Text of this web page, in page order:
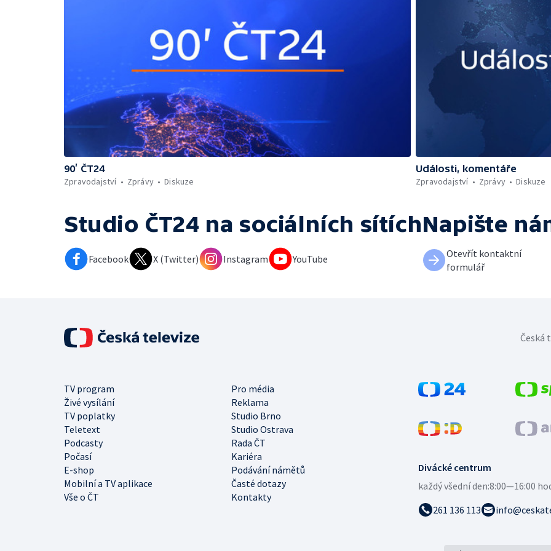
90’ ČT24
Zpravodajství
Zprávy Diskuze
Události, komentáře
Zpravodajství
Zprávy Diskuze
Studio ČT24 na sociálních sítích
Facebook X (Twitter) Instagram YouTube
Napište
Otevřít kontaktní
formulář
Divácké centrum
každý všední den:8:00—16:00
261 136 113
TV program
Pro média
Živé vysílání
Reklama
TV poplatky
Studio Brno
Teletext
Studio Ostrava
Podcasty
Rada ČT
Počasí
Kariéra
E-shop
Podávání námětů
Mobilní a TV aplikace
Časté dotazy
Vše o ČT
Kontakty
Česká